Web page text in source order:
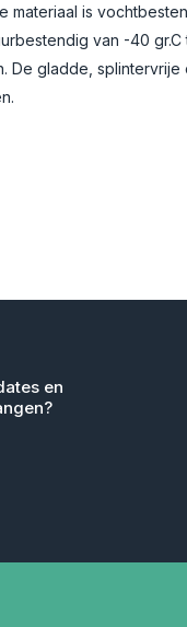
is
van -40 gr.C
De gladde,
en